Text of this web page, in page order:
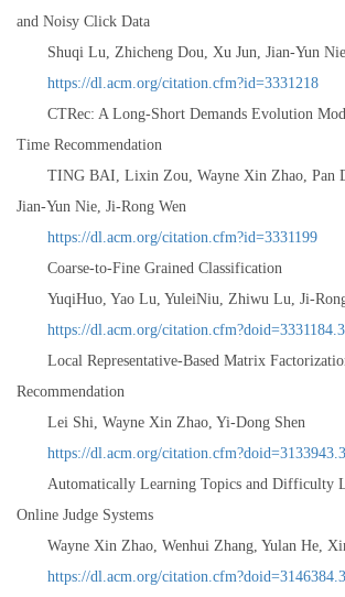
and Noisy Click Data
Shuqi Lu, Zhicheng Dou, Xu Jun, Jian-Yun
https://dl.acm.org/citation.cfm?id=3331218
CTRec: A Long-Short Demands Evolution
Time Recommendation
TING BAI, Lixin Zou, Wayne Xin Zhao, Pan
Jian-Yun Nie, Ji-Rong Wen
https://dl.acm.org/citation.cfm?id=3331199
Coarse-to-Fine Grained Classification
YuqiHuo, Yao Lu, YuleiNiu, Zhiwu Lu, Ji-
https://dl.acm.org/
Local Representative-Based Matrix
Recommendation
Lei Shi, Wayne Xin Zhao, Yi-Dong Shen
https://dl.acm.org/
Automatically Learning Topics and Difficulty
Online Judge Systems
Wayne Xin Zhao, Wenhui Zhang, Yulan He,
https://dl.acm.org/